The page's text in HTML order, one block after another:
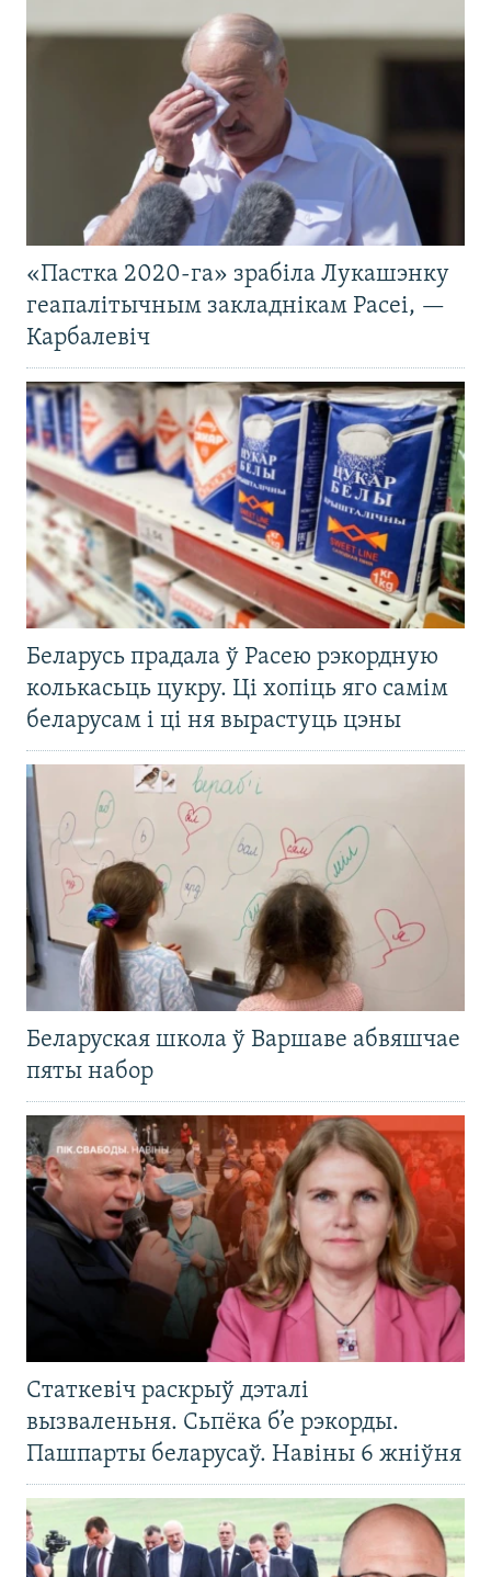
«Пастка 2020-га» зрабіла Лукашэнку
геапалітычным закладнікам Расеі, —
Карбалевіч
Беларусь прадала ў Расею рэкордную
колькасьць цукру. Ці хопіць яго самім
беларусам і ці ня вырастуць цэны
Беларуская школа ў Варшаве абвяшчае
пяты набор
Статкевіч раскрыў дэталі
вызваленьня. Сьпёка б’е рэкорды.
Пашпарты беларусаў. Навіны 6 жніўня